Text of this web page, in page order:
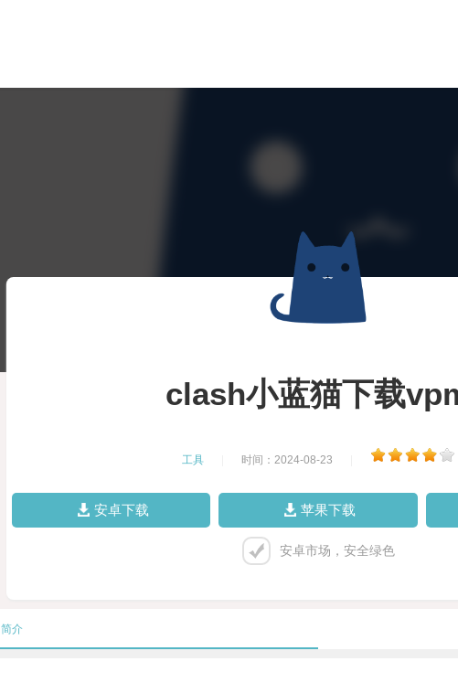
clash小蓝猫下载
工具 时间：2024-08-23
安卓下载 苹果下载
安卓市场，安全绿色
简介